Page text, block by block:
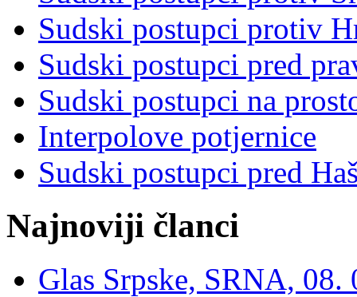
Sudski postupci protiv
Sudski postupci pred
Sudski postupci na
Interpolove potjernice
Sudski postupci pred
Najnoviji članci
Glas Srpske, SRNA,